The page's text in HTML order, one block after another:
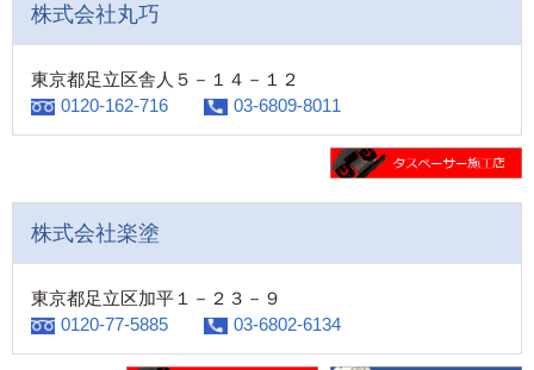
株式会社丸巧
東京都足立区舎人５－１４－１２
0120-162-716
03-6809-8011
株式会社楽塗
東京都足立区加平１－２３－９
0120-77-5885
03-6802-6134